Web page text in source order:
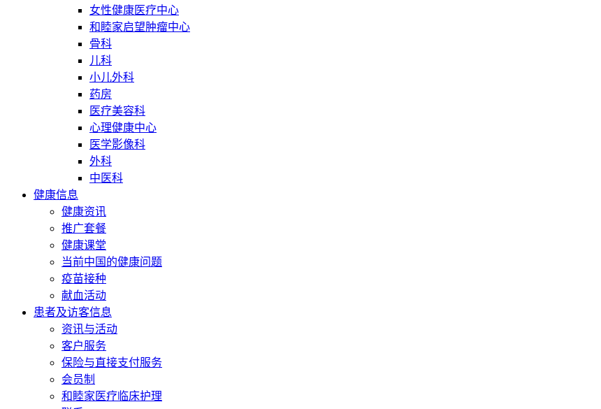
女性健康医疗中心
和睦家启望肿瘤中心
骨科
儿科
小儿外科
药房
医疗美容科
心理健康中心
医学影像科
外科
中医科
健康信息
健康资讯
推广套餐
健康课堂
当前中国的健康问题
疫苗接种
献血活动
患者及访客信息
资讯与活动
客户服务
保险与直接支付服务
会员制
和睦家医疗临床护理